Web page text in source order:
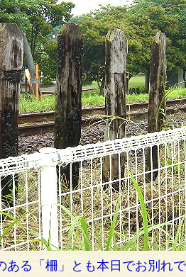
ある「柵」とも本日でお別れ